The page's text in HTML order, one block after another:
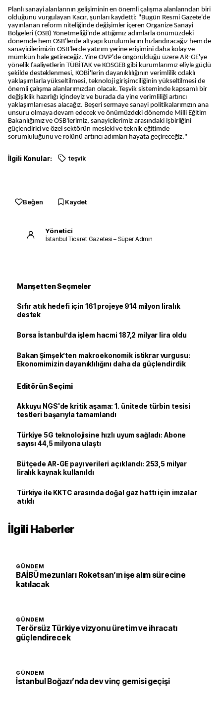
Planlı sanayi alanlarının gelişiminin en önemli çalışma alanlarından biri
olduğunu vurgulayan Kacır, şunları kaydetti: "Bugün Resmi Gazete'de
yayınlanan reform niteliğinde değişimler içeren Organize Sanayi
Bölgeleri (OSB) Yönetmeliği'nde attığımız adımlarla önümüzdeki
dönemde hem OSB'lerde altyapı kurulumlarını hızlandıracağız hem de
sanayicilerimizin OSB'lerde yatırım yerine erişimini daha kolay ve
mümkün hale getireceğiz. Yine OVP'de öngörüldüğü üzere AR-GE'ye
yönelik faaliyetlerin TÜBİTAK ve KOSGEB gibi kurumlarımız eliyle güçlü
şekilde desteklenmesi, KOBİ'lerin dayanıklılığının verimlilik odaklı
yaklaşımlarla yükseltilmesi, teknoloji girişimciliğinin yükseltilmesi de
önemli çalışma alanlarımızdan olacak. Teşvik sisteminde kapsamlı bir
değişiklik hazırlığı içindeyiz ve burada da yine verimliliği artırıcı
yaklaşımları esas alacağız. Beşeri sermaye sanayi politikalarımızın ana
unsuru olmaya devam edecek ve önümüzdeki dönemde Milli Eğitim
Bakanlığımız ve OSB'lerimiz, sanayicilerimiz arasındaki işbirliğini
güçlendirici ve özel sektörün mesleki ve teknik eğitimde
sorumluluğunu ve rolünü artırıcı adımları hayata geçireceğiz."
İlgili Konular: teşvik
Beğen Kaydet
Yönetici
İstanbul Ticaret Gazetesi – Süper Admin
Manşetten Seçmeler
Sıfır atık hedefi için 161 projeye 914 milyon liralık
destek
Borsa İstanbul’da işlem hacmi 187,2 milyar lira oldu
Bakan Şimşek’ten makroekonomik istikrar vurgusu:
Ekonomimizin dayanıklılığını daha da güçlendirdik
Editörün Seçimi
Akkuyu NGS'de kritik aşama: 1. ünitede türbin tesisi
testleri başarıyla tamamlandı
Türkiye 5G teknolojisine hızlı uyum sağladı: Abone
sayısı 44,5 milyona ulaştı
Bütçede AR-GE payı verileri açıklandı: 253,5 milyar
liralık kaynak kullanıldı
Türkiye ile KKTC arasında doğal gaz hattı için imzalar
atıldı
İlgili Haberler
GÜNDEM
BAİBÜ mezunları Roketsan’ın işe alım sürecine
katılacak
GÜNDEM
Terörsüz Türkiye vizyonu üretim ve ihracatı
güçlendirecek
GÜNDEM
İstanbul Boğazı’nda dev vinç gemisi geçişi